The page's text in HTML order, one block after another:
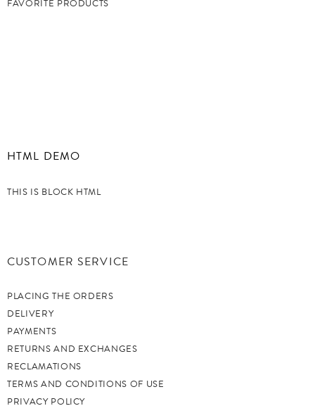
FAVORITE PRODUCTS
HTML DEMO
THIS IS BLOCK HTML
CUSTOMER SERVICE
PLACING THE ORDERS
DELIVERY
PAYMENTS
RETURNS AND EXCHANGES
RECLAMATIONS
TERMS AND CONDITIONS OF USE
PRIVACY POLICY